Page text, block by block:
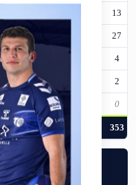
13
0 0 27
0 0 4
0 0 0 2
0 0 0
4 0 0 353